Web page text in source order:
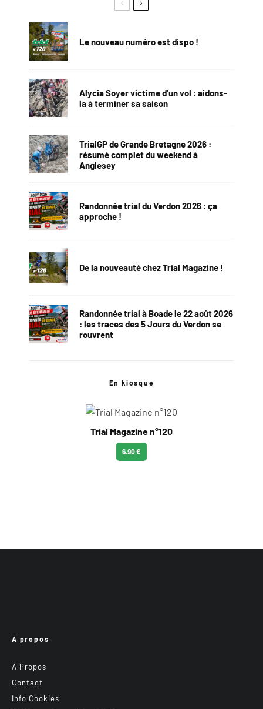
Le nouveau numéro est dispo !
Alycia Soyer victime d’un vol : aidons-
la à terminer sa saison
TrialGP de Grande Bretagne 2026 :
résumé complet du weekend à
Anglesey
Randonnée trial du Verdon 2026 : ça
approche !
De la nouveauté chez Trial Magazine !
Randonnée trial à Boade le 22 août 2026
: les traces des 5 Jours du Verdon se
rouvrent
En kiosque
Trial Magazine n°120
6.90 €
A propos
A Propos
Contact
Info Cookies